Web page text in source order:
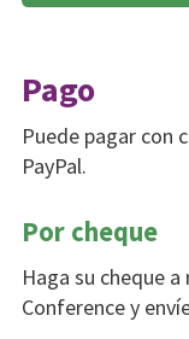
Pago
Puede pagar con
PayPal.
Por cheque
Haga su cheque
Conference y